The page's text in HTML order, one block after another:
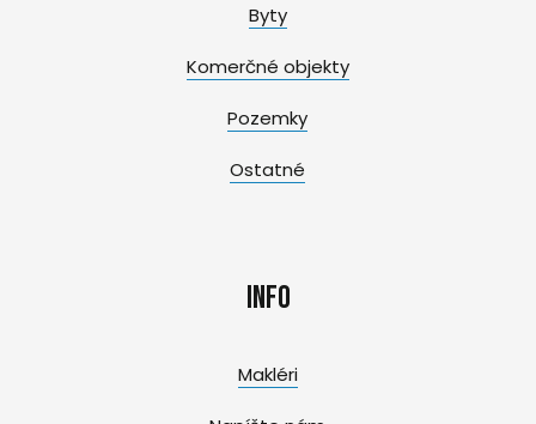
Byty
Komerčné objekty
Pozemky
Ostatné
Info
Makléri